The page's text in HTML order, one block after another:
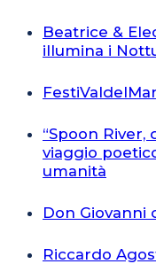
Beatrice &
illumina i
“Spoon River,
viaggio
umanità
Don Giovanni
Riccardo